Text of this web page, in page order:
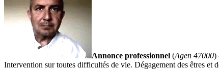
Annonce professionnel (Agen 47000)
Intervention sur toutes difficultés de vie. Dégagement des êtres et